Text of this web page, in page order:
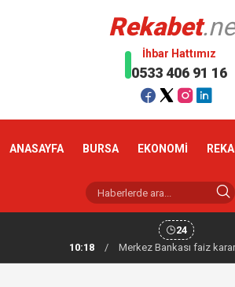
Rekabet
İhbar Hattımız
0533 406 91 16
ANASAYFA BURSA EKONOMİ
24
10:18
/ Merkez Bankası faiz